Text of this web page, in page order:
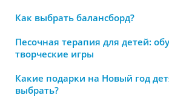
Как выбрать балансборд?
Песочная терапия для детей:
творческие игры
Какие подарки на Новый год
выбрать?